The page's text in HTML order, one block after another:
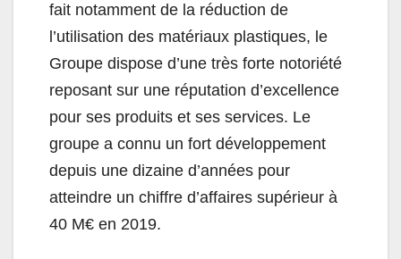
fait notamment de la réduction de
l’utilisation des matériaux plastiques, le
Groupe dispose d’une très forte notoriété
reposant sur une réputation d’excellence
pour ses produits et ses services. Le
groupe a connu un fort développement
depuis une dizaine d’années pour
atteindre un chiffre d’affaires supérieur à
40 M€ en 2019.